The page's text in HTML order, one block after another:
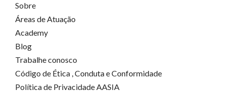
Sobre
Áreas de Atuação
Academy
Blog
Trabalhe conosco
Código de Ética , Conduta e Conformidade
Política de Privacidade AASIA